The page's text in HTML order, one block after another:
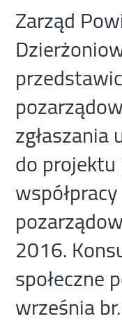
Zarząd
do
2016.
społeczne
września br.